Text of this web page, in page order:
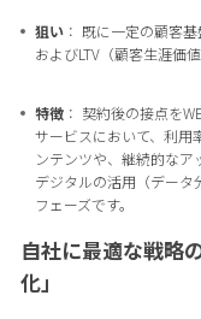
狙い： 既に一定の顧客基
およびLTV（顧客生涯価
特徴： 契約後の接点を
サービスにおいて、利用
ンテンツや、継続的なア
デジタルの活用（データ
フェーズです。
自社に最適な戦略
化」